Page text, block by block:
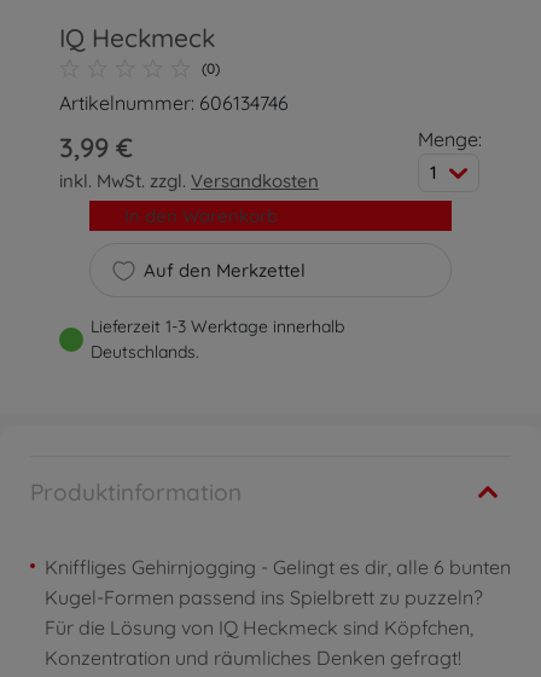
IQ Heckmeck
(0)
Artikelnummer: 606134746
3,99 €
inkl. MwSt. zzgl.Versandkosten
Menge:
1
Auf den Merkzettel
In den Warenkorb
Lieferzeit 1-3 Werktage innerhalb
Deutschlands.
Produktinformation
Kniffliges Gehirnjogging - Gelingt es dir, alle 6 bunten
Kugel-Formen passend ins Spielbrett zu puzzeln?
Für die Lösung von IQ Heckmeck sind Köpfchen,
Konzentration und räumliches Denken gefragt!